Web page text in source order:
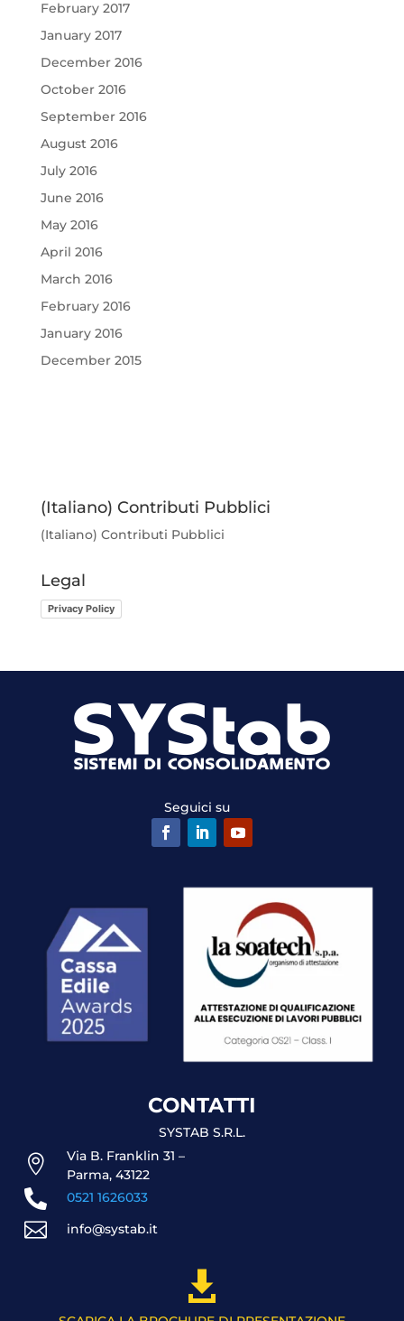
February 2017
January 2017
December 2016
October 2016
September 2016
August 2016
July 2016
June 2016
May 2016
April 2016
March 2016
February 2016
January 2016
December 2015
(Italiano) Contributi Pubblici
(Italiano) Contributi Pubblici
Legal
Privacy Policy
Seguici su
CONTATTI
SYSTAB S.R.L.

Via B. Franklin 31 –
Parma, 43122
 0521 1626033
 info@systab.it
